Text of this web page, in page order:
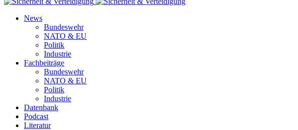
News
Bundeswehr
NATO & EU
Politik
Industrie
Fachbeiträge
Bundeswehr
NATO & EU
Politik
Industrie
Datenbank
Podcast
Literatur